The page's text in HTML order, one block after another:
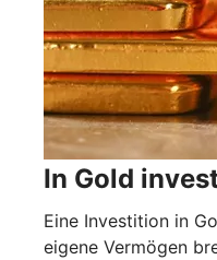
In Gold
Eine Investition in
eigene Vermögen